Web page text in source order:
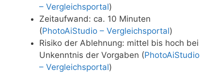
– Vergleichsportal)
Zeitaufwand: ca. 10 Minuten
(PhotoAiStudio – Vergleichsportal)
Risiko der Ablehnung: mittel bis hoch bei
Unkenntnis der Vorgaben (PhotoAiStudio
– Vergleichsportal)